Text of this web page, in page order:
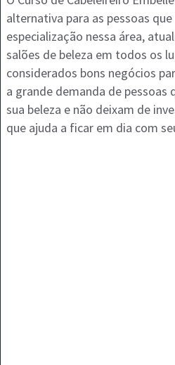
alternativa para as pessoas
especialização nessa área,
salões de beleza em todos os
considerados bons negócios
a grande demanda de pessoas
sua beleza e não deixam de
que ajuda a ficar em dia com